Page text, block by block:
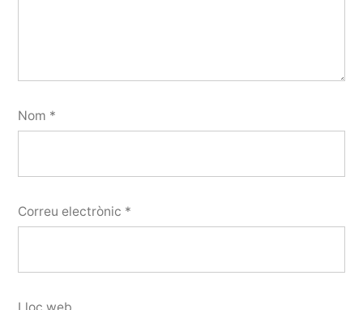
Nom *
Correu electrònic *